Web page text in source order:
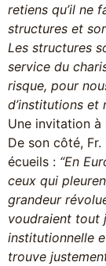
retiens qu’il ne
structures et
Les structures
service du
risque, pour
d’institutions et
Une invitation à
De son côté,
écueils : “En
ceux qui
grandeur
voudraient tout
institutionnelle
trouve